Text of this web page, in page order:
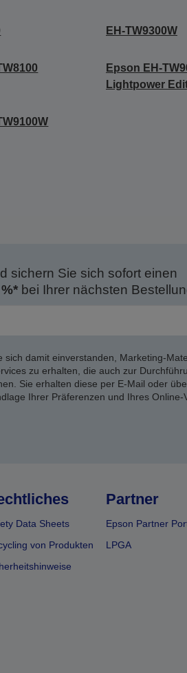
EH-TW9300W
Epson EH-
Lightpower
sichern Sie sich sofort einen
bei Ihrer nächsten
damit einverstanden, Marketing-
zu erhalten, die auch zur
Sie erhalten diese per E-Mail oder
Ihrer Präferenzen und Ihres Online-
Data Sheets
von Produkten
Partner
Epson Partner
LPGA